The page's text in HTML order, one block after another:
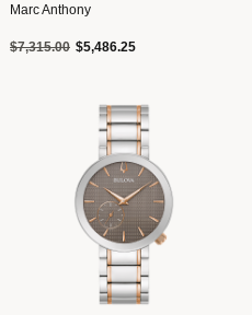
Marc Anthony
Precio reducido de
$7,315.00a$5,486.25